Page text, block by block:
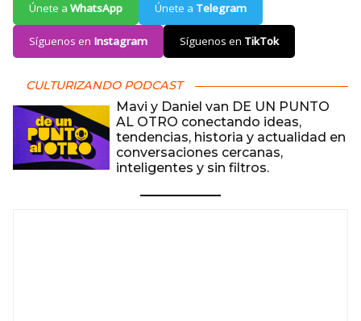
Únete a WhatsApp Únete a Telegram
Síguenos en Instagram Síguenos en TikTok
CULTURIZANDO PODCAST
Mavi y Daniel van DE UN PUNTO
AL OTRO conectando ideas,
tendencias, historia y actualidad en
conversaciones cercanas,
inteligentes y sin filtros.